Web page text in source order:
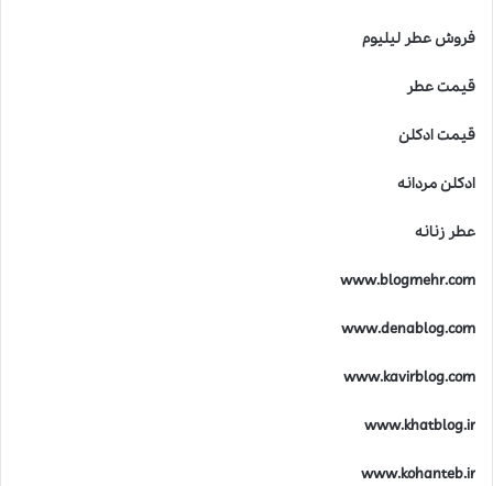
فروش عطر لیلیوم
قیمت عطر
قیمت ادکلن
ادکلن مردانه
عطر زنانه
www.blogmehr.com
www.denablog.com
www.kavirblog.com
www.khatblog.ir
www.kohanteb.ir